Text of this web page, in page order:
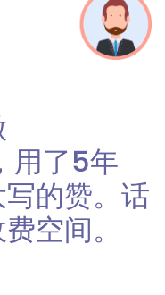
了5年
的赞。话
空间。